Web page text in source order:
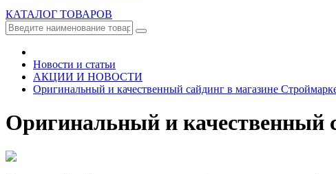
КАТАЛОГ ТОВАРОВ
Новости и статьи
АКЦИИ И НОВОСТИ
Оригинальный и качественный сайдинг в магазине
Оригинальный и качественный